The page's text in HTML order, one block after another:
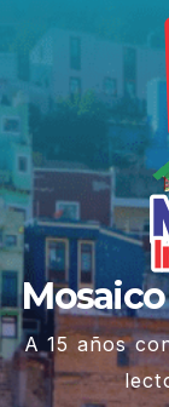
A 15 años